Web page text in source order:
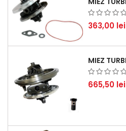
363,00 lei
665,50 lei